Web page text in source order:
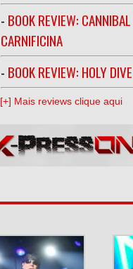
- BOOK REVIEW:
CARNIFICINA
- BOOK REVIEW: HOLY
[+] Mais reviews clique aqui